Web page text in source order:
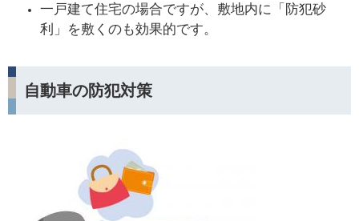
一戸建て住宅の場合ですが、敷地内に「防犯砂
利」を敷くのも効果的です。
自動車の防犯対策